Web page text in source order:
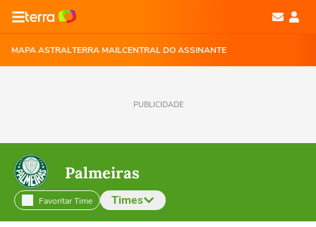
MAPA ASTRALTERRA MAILCENTRAL DO ASSINANTE
PUBLICIDADE
Palmeiras
Favoritar Time Times